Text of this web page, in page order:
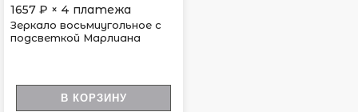
1657 ₽ × 4 платежа
Зеркало восьмиугольное с
подсветкой Марлиана
В КОРЗИНУ